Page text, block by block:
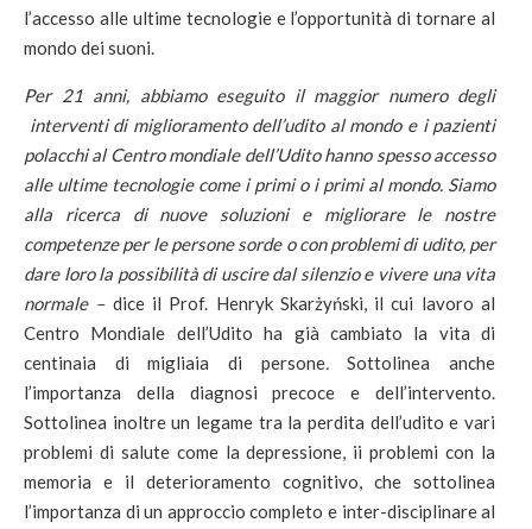
l’accesso alle ultime tecnologie e l’opportunità di tornare al
mondo dei suoni.
Per 21 anni, abbiamo eseguito il maggior numero degli
interventi di miglioramento dell’udito al mondo e i pazienti
polacchi al Centro mondiale dell’Udito hanno spesso accesso
alle ultime tecnologie come i primi o i primi al mondo. Siamo
alla ricerca di nuove soluzioni e migliorare le nostre
competenze per le persone sorde o con problemi di udito, per
dare loro la possibilità di uscire dal silenzio e vivere una vita
normale – dice il Prof. Henryk Skarżyński, il cui lavoro al
Centro Mondiale dell’Udito ha già cambiato la vita di
centinaia di migliaia di persone.Sottolinea anche
l’importanza della diagnosi precoce e dell’intervento.
Sottolinea inoltre un legame tra la perdita dell’udito e vari
problemi di salute come la depressione, ii problemi con la
memoria e il deterioramento cognitivo, che sottolinea
l’importanza di un approccio completo e inter-disciplinare al